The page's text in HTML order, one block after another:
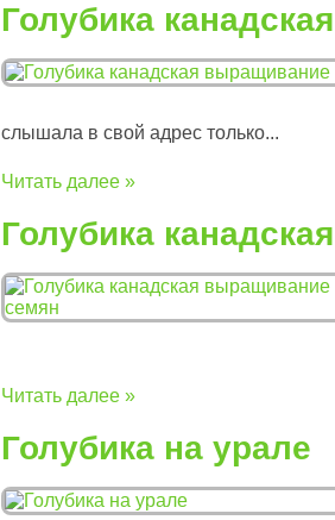
Голубика
слышала в свой адрес только...
Читать далее »
Голубика
Читать далее »
Голубика на урале